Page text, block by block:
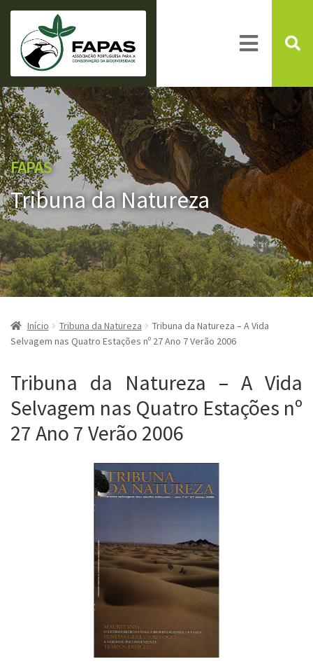
FAPAS
Tribuna da Natureza
Início Tribuna da Natureza
Tribuna da Natureza – A Vida
Selvagem nas Quatro Estações nº 27 Ano 7 Verão 2006
Tribuna da Natureza – A Vida
Selvagem nas Quatro Estações nº
27 Ano 7 Verão 2006